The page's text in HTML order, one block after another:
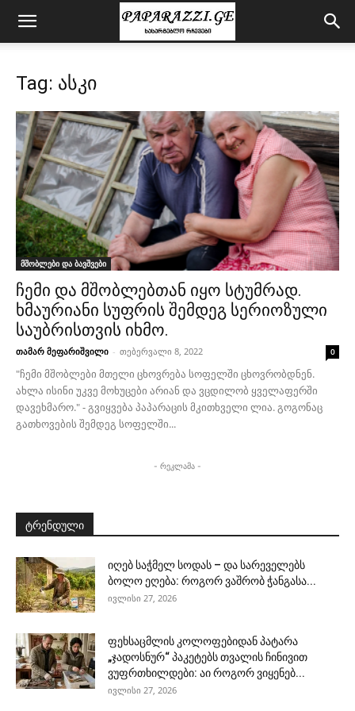
Tag: ასკი
მშობლები და ბავშვები
ჩემი და მშობლებთან იყო სტუმრად.
ხმაურიანი სუფრის შემდეგ სერიოზული
საუბრისთვის იხმო.
თამარ მეფარიშვილი - თებერვალი 8, 2022 0
"ჩემი მშობლები მთელი ცხოვრება სოფელში ცხოვრობდნენ.
ახლა ისინი უკვე მოხუცები არიან და ვცდილობ ყველაფერში
დავეხმარო." - გვიყვება პაპარაცის მკითხველი ლია. გოგონაც
გათხოვების შემდეგ სოფელში...
- რეკლამა -
ტრენდული
იღებ საჭმელ სოდას – და სარეველებს
ბოლო ეღება: როგორ ვაშრობ ჭანგასა...
ივლისი 27, 2026
ფეხსაცმლის კოლოფებიდან პატარა
„ჯადოსნურ“ პაკეტებს თვალის ჩინივით
ვუფრთხილდები: აი როგორ ვიყენებ...
ივლისი 27, 2026